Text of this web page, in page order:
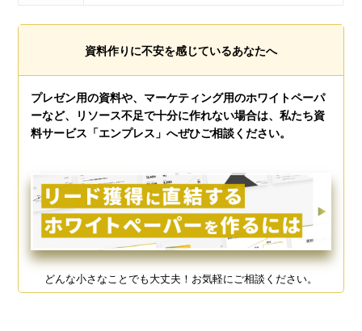
資料作りに不安を感じているあなたへ
プレゼン用の資料や、マーケティング用のホワイトペーパ
ーなど、リソース不足で十分に作れない場合は、私たち資
料サービス「エンプレス」へぜひご相談ください。
どんな小さなことでも大丈夫！お気軽にご相談ください。